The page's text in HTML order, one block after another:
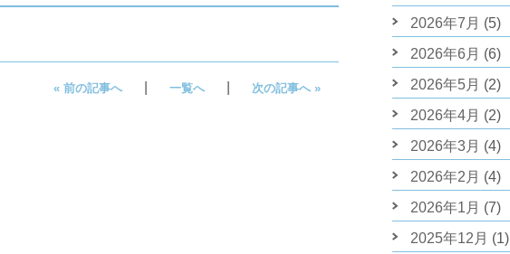
« 前の記事へ 一覧へ 次の記事へ »
2026年7月 (5)
2026年6月 (6)
2026年5月 (2)
2026年4月 (2)
2026年3月 (4)
2026年2月 (4)
2026年1月 (7)
2025年12月 (1)